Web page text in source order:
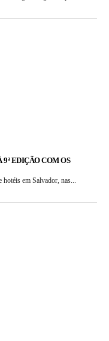
EDIÇÃO COM OS
em Salvador, nas...